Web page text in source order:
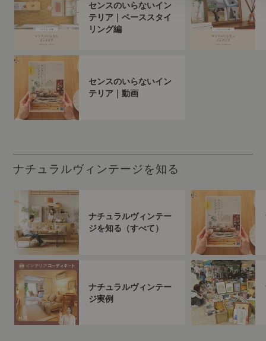
センスのいらないイン
テリア｜ベーススタイ
リング編
センスのいらないイン
テリア｜動画
ナチュラルヴィンテージを知る
ナチュラルヴィンテー
ジを知る（すべて）
ナチュラルヴィンテー
ジ実例